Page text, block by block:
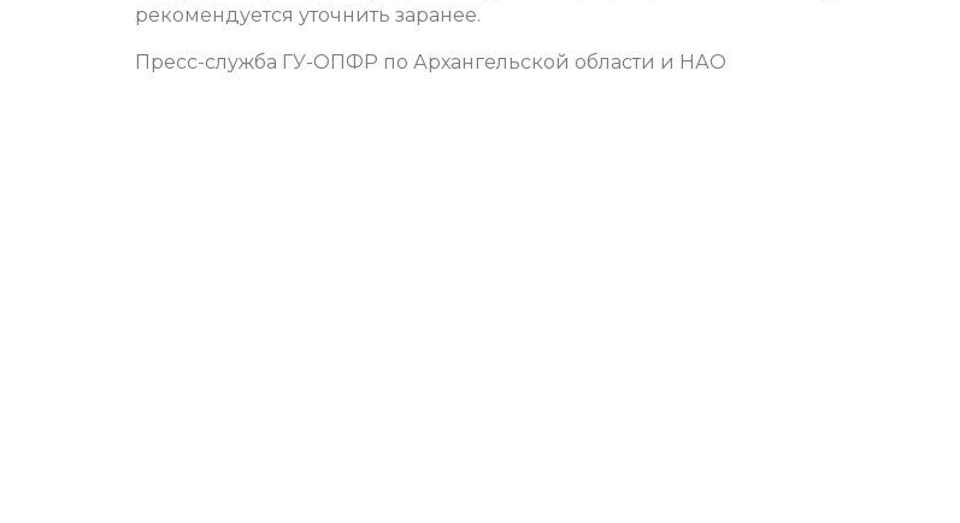
рекомендуется уточнить заранее.
Пресс-служба ГУ-ОПФР по Архангельской области и НАО